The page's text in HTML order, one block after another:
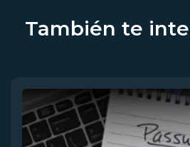
También te